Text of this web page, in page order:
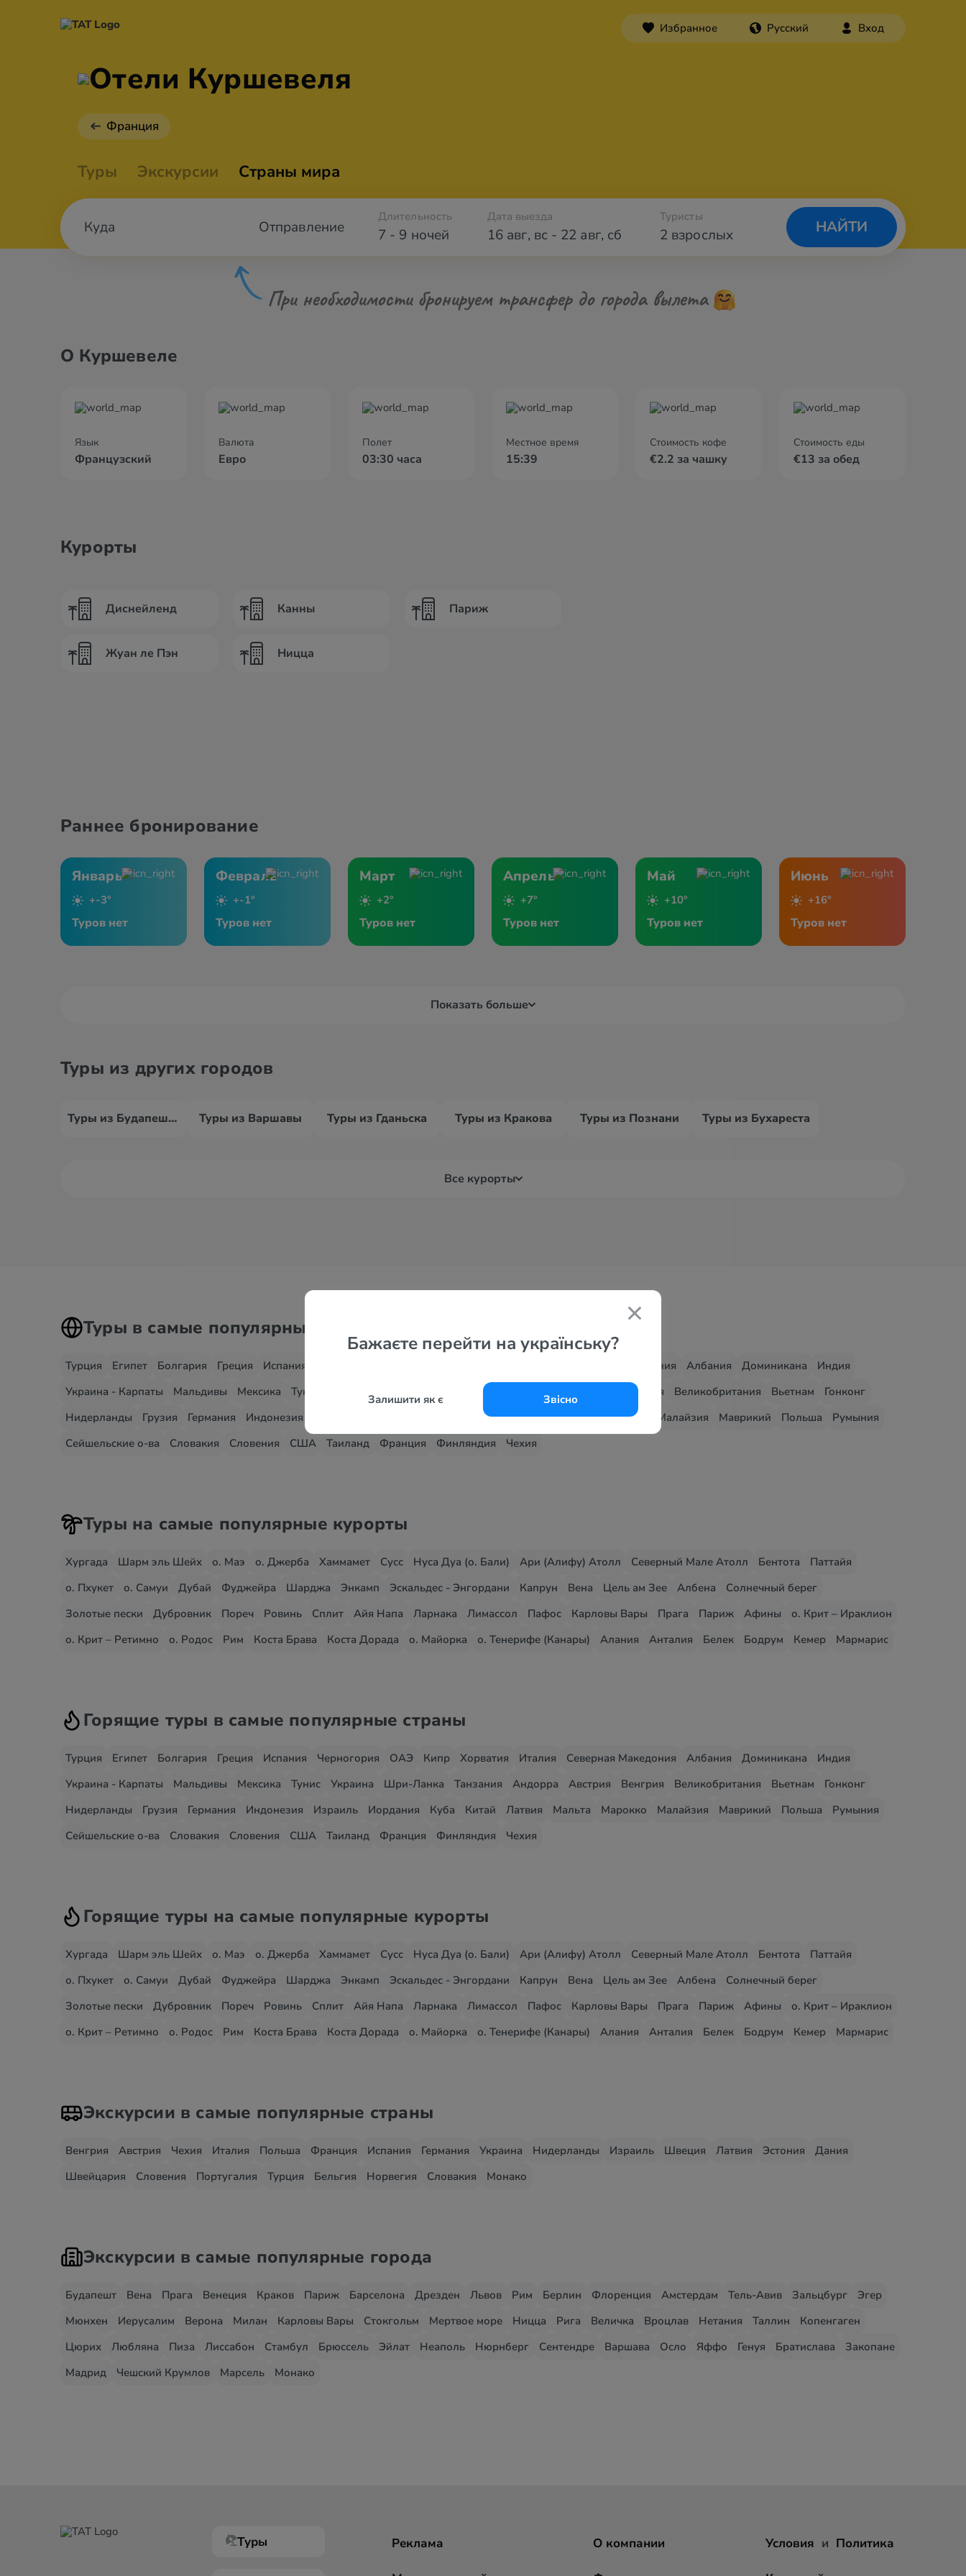
Бажаєте перейти на українську?
Залишити як є Звісно
Избранное Русский Вход
Отели Куршевеля
Франция
Туры Экскурсии Страны мира
Отправление 7 - 9 ночей
Длительность Дата выезда
16 авг, вс- 22 авг, сб 2 взрослых
Туристы
НАЙТИ
При необходимости бронируем трансфер до города вылета
О Куршевеле
Язык
Французский
Валюта
Евро
Полет
03:30 часа
Местное время
15:39
Стоимость кофе
€2.2 за чашку
Стоимость еды
€13 за обед
Курорты
Диснейленд
Жуан ле Пэн
Канны
Ницца
Париж
Раннее бронирование
Январь
+-3°
Туров нет
Февраль
+-1°
Туров нет
Март
+2°
Туров нет
Апрель
+7°
Туров нет
Май
+10°
Туров нет
Июнь
+16°
Туров нет
Показать больше
Туры из других городов
Туры из Будапешта Туры из Варшавы Туры из Гданьска Туры из Кракова Туры из Познани Туры из Бухареста
Все курорты
Туры в самые популярные страны
Турция Египет Болгария Греция Испания Северная Македония Албания Доминикана
Индия
Украина - Карпаты
Мальдивы Мексика Тунис Украина Танзания Андорра Венгрия Великобритания Вьетнам
Гонконг
Нидерланды
Грузия Германия Индонезия Китай Латвия Мальта Марокко Малайзия Маврикий Польша
Румыния
Сейшельские о-ва
Словакия Словения США Таиланд Франция Финляндия Чехия
Туры на самые популярные курорты
Хургада Шарм эль Шейх о. Маэ о. Джерба Хаммамет Сусс Нуса Дуа (о. Бали) Ари (Алифу) Атолл Северный Мале Атолл Бентота
Паттайя
о. Пхукет
о. Самуи Дубай Фуджейра Шарджа Энкамп Эскальдес - Энгордани Капрун Вена Цель ам Зее Албена
Солнечный берег
Золотые пески
Дубровник Пореч Ровинь Сплит Айя Напа Ларнака Лимассол Пафос Карловы Вары Прага Париж Афины
о. Крит – Ираклион
о. Крит – Ретимно
о. Родос Рим Коста Брава Коста Дорада о. Майорка о. Тенерифе (Канары) Алания Анталия Белек Бодрум Кемер Мармарис
Горящие туры в самые популярные страны
Турция Египет Болгария Греция Испания Черногория ОАЭ Кипр Хорватия Италия Северная Македония Албания Доминикана
Индия
Украина - Карпаты
Мальдивы Мексика Тунис Украина Шри-Ланка Танзания Андорра Австрия Венгрия Великобритания Вьетнам
Гонконг
Нидерланды
Грузия Германия Индонезия Израиль Иордания Куба Китай Латвия Мальта Марокко Малайзия Маврикий Польша
Румыния
Сейшельские о-ва
Словакия Словения США Таиланд Франция Финляндия Чехия
Горящие туры на самые популярные курорты
Хургада Шарм эль Шейх о. Маэ о. Джерба Хаммамет Сусс Нуса Дуа (о. Бали) Ари (Алифу) Атолл Северный Мале Атолл Бентота
Паттайя
о. Пхукет
о. Самуи Дубай Фуджейра Шарджа Энкамп Эскальдес - Энгордани Капрун Вена Цель ам Зее Албена
Солнечный берег
Золотые пески
Дубровник Пореч Ровинь Сплит Айя Напа Ларнака Лимассол Пафос Карловы Вары Прага Париж Афины
о. Крит – Ираклион
о. Крит – Ретимно
о. Родос Рим Коста Брава Коста Дорада о. Майорка о. Тенерифе (Канары) Алания Анталия Белек Бодрум Кемер Мармарис
Экскурсии в самые популярные страны
Венгрия Австрия Чехия Италия Польша Франция Испания Германия Украина Нидерланды Израиль Швеция Латвия Эстония
Дания
Швейцария
Словения Португалия Турция Бельгия Норвегия Словакия Монако
Экскурсии в самые популярные города
Будапешт Вена Прага Венеция Краков Париж Барселона Дрезден Львов Рим Берлин Флоренция Амстердам Тель-Авив Зальцбург
Эгер
Мюнхен
Иерусалим Верона Милан Карловы Вары Стокгольм Мертвое море Ницца Рига Величка Вроцлав Нетания Таллин
Копенгаген
Цюрих
Любляна Пиза Лиссабон Стамбул Брюссель Эйлат Неаполь Нюрнберг Сентендре Варшава Осло Яффо Генуя Братислава
Закопане
Мадрид
Чешский Крумлов Марсель Монако
Туры Реклама О компании Условия и Политика